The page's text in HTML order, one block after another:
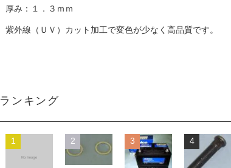
厚み：１．３ｍｍ
紫外線（ＵＶ）カット加工で変色が少なく高品質です。
ランキング
1 2 3 4